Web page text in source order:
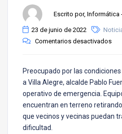
Escrito por, Informática
23 de junio de 2022
Comentarios desactivados
Preocupado por las
a Villa Alegre, alcalde Pablo
operativo de emergencia.
encuentran en terreno
que vecinos y vecinas puedan
dificultad.